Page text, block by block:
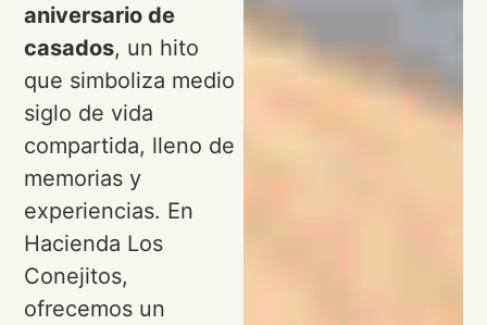
aniversario de
casados, un hito
que simboliza medio
siglo de vida
compartida, lleno de
memorias y
experiencias. En
Hacienda Los
Conejitos,
ofrecemos un